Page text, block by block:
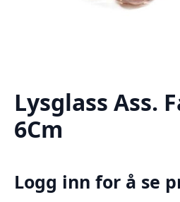
Lysglass Ass.
6Cm
Logg inn for å se